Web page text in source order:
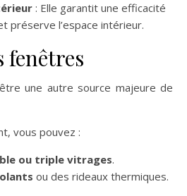
: Elle garantit une efficacité
préserve l’espace intérieur.
fenêtres
une autre source majeure de
vous pouvez :
ou triple vitrages.
ou des rideaux thermiques.